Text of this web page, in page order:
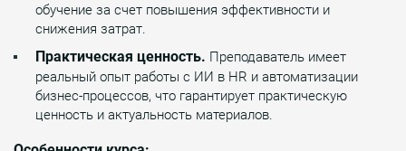
обучение за счет повышения эффективности и
снижения затрат.
Практическая ценность. Преподаватель имеет
реальный опыт работы с ИИ в HR и автоматизации
бизнес-процессов, что гарантирует практическую
ценность и актуальность материалов.